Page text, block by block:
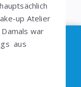
up Atelier
war
aus
Deiner Daten
Es